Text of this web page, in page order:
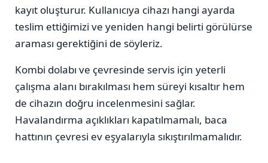
kayıt oluşturur. Kullanıcıya cihazı hangi ayarda
teslim ettiğimizi ve yeniden hangi belirti görülürse
araması gerektiğini de söyleriz.
Kombi dolabı ve çevresinde servis için yeterli
çalışma alanı bırakılması hem süreyi kısaltır hem
de cihazın doğru incelenmesini sağlar.
Havalandırma açıklıkları kapatılmamalı, baca
hattının çevresi ev eşyalarıyla sıkıştırılmamalıdır.